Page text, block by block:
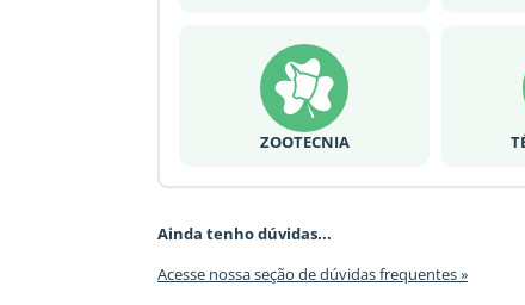
ZOOTECNIA
Ainda tenho dúvidas...
Acesse nossa seção de dúvidas frequentes »